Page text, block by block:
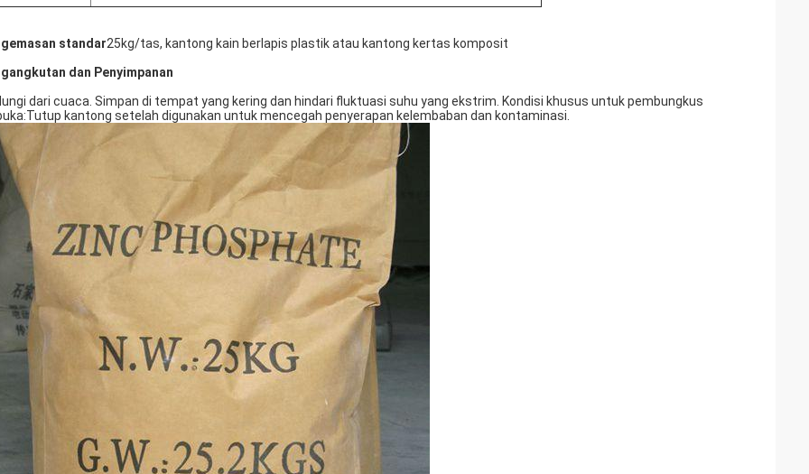
standar25kg/tas, kantong kain berlapis plastik atau kantong kertas komposit
dan Penyimpanan
dari cuaca. Simpan di tempat yang kering dan hindari fluktuasi suhu yang ekstrim. Kondisi khusus untuk pembungkus
kantong setelah digunakan untuk mencegah penyerapan kelembaban dan kontaminasi.